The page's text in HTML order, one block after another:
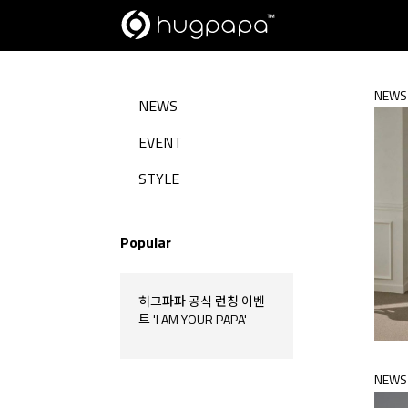
NEWS
EVENT
STYLE
NEWS
NEWS
Popular
허그파파 공식 런칭 이벤
트 'I AM YOUR PAPA'